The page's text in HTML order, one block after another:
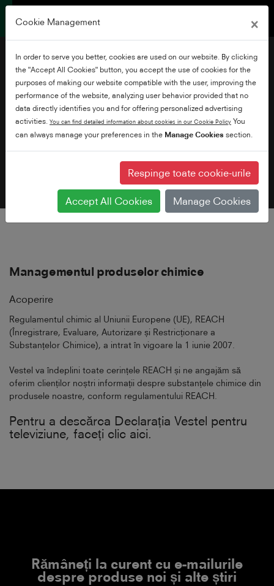
Rumanian
Managementul produselor chimice
Acoperire
Regulamentul chimic al Uniunii Europene (UE), REACH
(Înregistrare, Evaluare, Autorizare și Restricționare a
Substanțelor Chimice), a intrat în vigoare la 1 iunie 2007.
Vestel va îndeplini toate cerințele REACH și ne angajăm să
oferim clienților noștri informații despre substanțele chimice din
produsele noastre, conform regulamentului REACH.
Pentru a descărca Declarația Vestel pentru
televiziune, faceți clic aici.
Rămâneți la curent cu e-mailurile
despre produse noi și alte știri
Cookie Management ×
In order to serve you better, cookies are used on our website. By clicking
the "Accept All Cookies" button, you accept the use of cookies for the
purposes of making our website compatible with the user, improving the
performance of the website, analyzing user behavior provided that no
data directly identifies you and for offering personalized advertising
activities. You can find detailed information about cookies in our Cookie Policy You
can always manage your preferences in the Manage Cookies section.
Respinge toate cookie-urile
Accept All Cookies Manage Cookies